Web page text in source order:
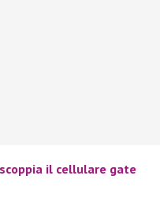
il cellulare gate